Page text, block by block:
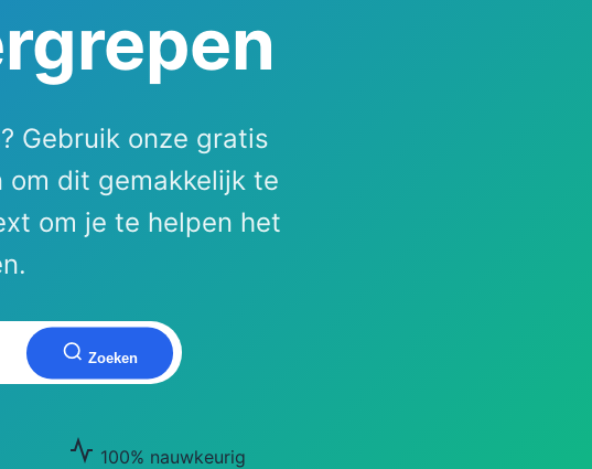
Gebruik onze gratis
dit gemakkelijk te
om je te helpen het
Zoeken
100% nauwkeurig